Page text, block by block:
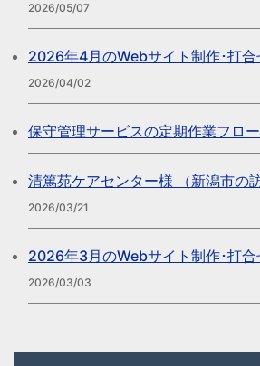
2026/05/07
2026年4月のWebサイト制作･打合
2026/04/02
保守管理サービスの定期作業フロー
清篤苑ケアセンター様 （新潟市の
2026/03/21
2026年3月のWebサイト制作･打合
2026/03/03